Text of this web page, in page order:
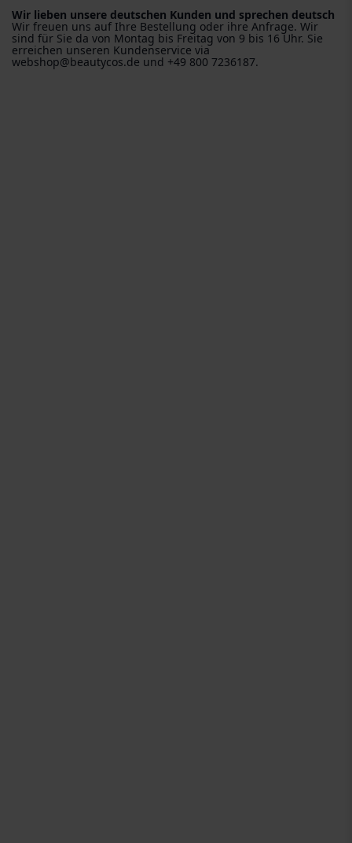
Wir lieben unsere deutschen Kunden und sprechen deutsch
Wir freuen uns auf Ihre Bestellung oder ihre Anfrage. Wir
sind für Sie da von Montag bis Freitag von 9 bis 16 Uhr. Sie
erreichen unseren Kundenservice via
webshop@beautycos.de und +49 800 7236187.